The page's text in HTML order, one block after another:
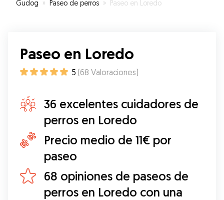
Gudog » Paseo de perros » Paseo en Loredo
Paseo en Loredo
5 (68 Valoraciones)
36 excelentes cuidadores de
perros en Loredo
Precio medio de 11€ por
paseo
68 opiniones de paseos de
perros en Loredo con una